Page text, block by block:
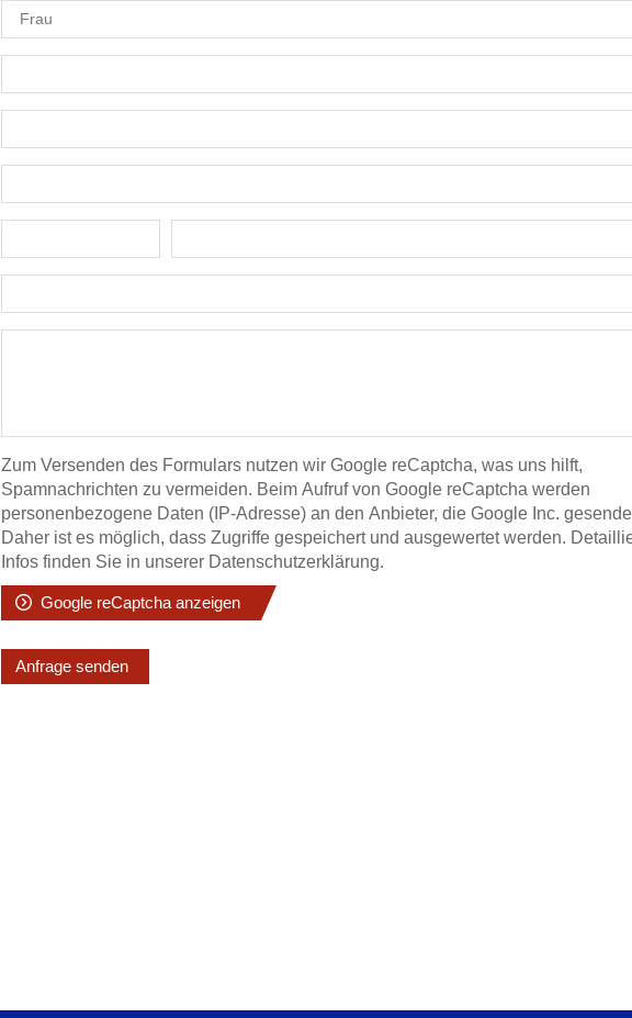
Zum Versenden des Formulars nutzen wir Google reCaptcha, was uns hilft,
Spamnachrichten zu vermeiden. Beim Aufruf von Google reCaptcha werden
personenbezogene Daten (IP-Adresse) an den Anbieter, die Google Inc.
Daher ist es möglich, dass Zugriffe gespeichert und ausgewertet werden.
Infos finden Sie in unserer Datenschutzerklärung.
Google reCaptcha anzeigen